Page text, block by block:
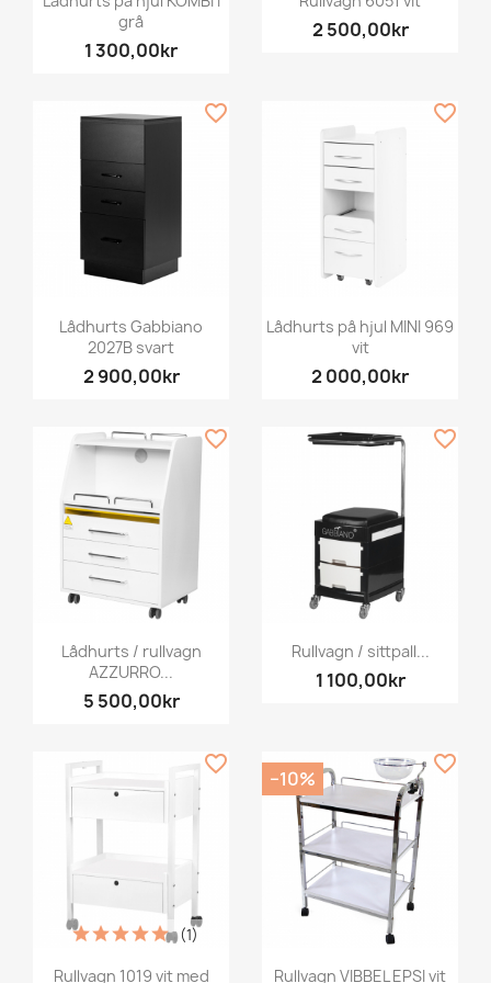
grå
1 300,00kr
2 500,00kr
Lådhurts Gabbiano
2027B svart
2 900,00kr
favorite_border
Lådhurts på hjul MINI 969
vit
2 000,00kr
favorite_border
Lådhurts / rullvagn
AZZURRO...
5 500,00kr
favorite_border
Rullvagn / sittpall...
1 100,00kr
favorite_border
Rullvagn 1019 vit med
(1)
favorite_border
Rullvagn VIBBEL EPSI vit
−10%
favorite_border